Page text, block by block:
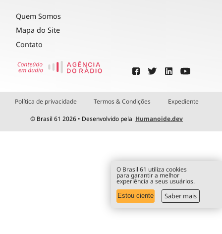
Quem Somos
Mapa do Site
Contato
Política de privacidade Termos & Condições Expediente
© Brasil 61 2026 • Desenvolvido pela Humanoide.dev
O Brasil 61 utiliza cookies
para garantir a melhor
experiência a seus usuários.
Estou ciente Saber mais